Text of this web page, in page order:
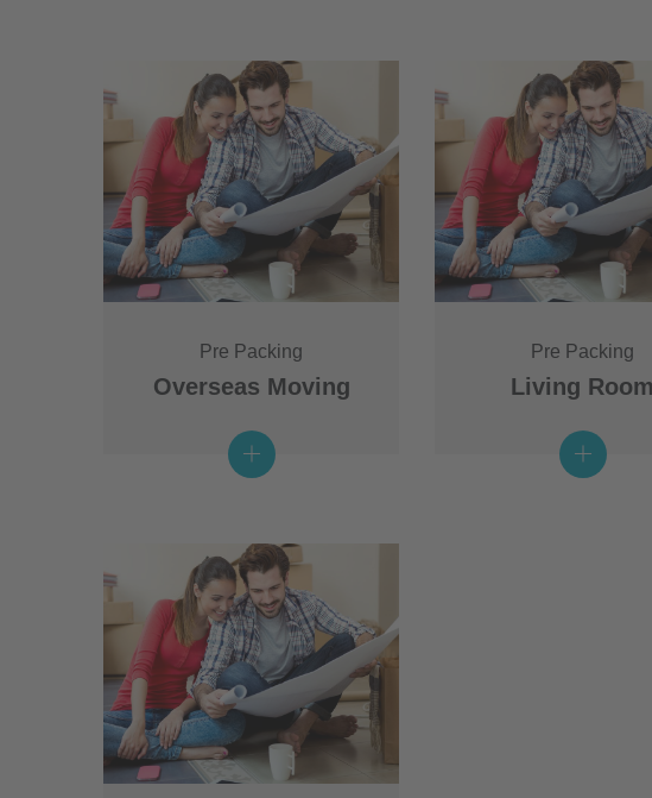
Pre Packing
Overseas Moving
Pre Packing
Living Room